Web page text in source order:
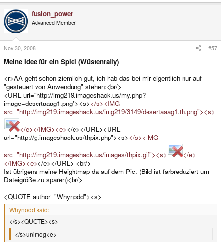
fusion_power
Advanced Member
Nov 30, 2008 #57
Meine Idee für ein Spiel (Wüstenrally)
<r>AA geht schon ziemlich gut, ich hab das bei mir eigentlich nur auf
"gesteuert von Anwendung" stehen:<br/>
<URL url="http://img219.imageshack.us/my.php?
image=desertaaag1.png"><s></s><IMG
src="http://img219.imageshack.us/img219/3149/desertaaag1.th.png"><s>
</e></IMG><e></e></URL><URL
url="http://g.imageshack.us/thpix.php"><s></s><IMG
src="http://img219.imageshack.us/images/thpix.gif"><s>
</e>
</IMG><e></e></URL> <br/>
Ist übrigens meine Heightmap da auf dem Pic. (Bild ist farbreduziert um
Dateigröße zu sparen)<br/>
<QUOTE author="Whynodd"><s>
Whynodd said:
</s><QUOTE><s>
</s>unimog<e>